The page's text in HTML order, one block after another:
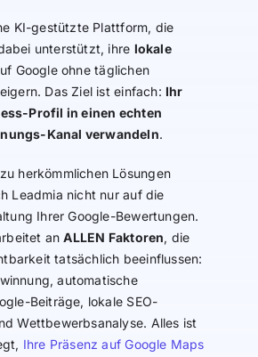
KI-gestützte Plattform, die
unterstützt, ihre lokale
Google ohne täglichen
Das Ziel ist einfach: Ihr
Profil in einen echten
Kanal verwandeln.
herkömmlichen Lösungen
Leadmia nicht nur auf die
Ihrer Google-Bewertungen.
anALLEN Faktoren, die
tatsächlich beeinflussen:
automatische
Beiträge, lokale SEO-
Wettbewerbsanalyse. Alles ist
Ihre Präsenz auf Google Maps